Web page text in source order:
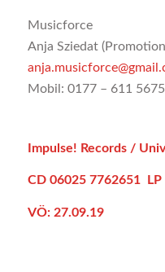
Musicforce
Anja Sziedat
Mobil: 0177 – 611 5675
Impulse! Records /
CD 06025 7762651
VÖ: 27.09.19